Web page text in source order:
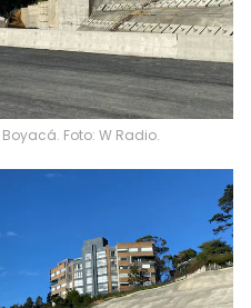
Foto: W Radio.